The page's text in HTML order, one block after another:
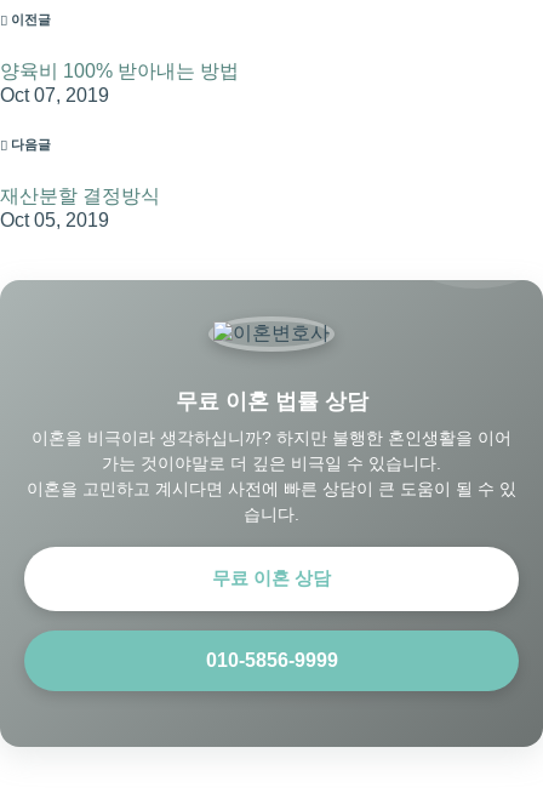
이전글
양육비 100% 받아내는 방법
Oct 07, 2019
다음글
재산분할 결정방식
Oct 05, 2019
무료 이혼 법률 상담
이혼을 비극이라 생각하십니까? 하지만 불행한 혼인생활을 이어
가는 것이야말로 더 깊은 비극일 수 있습니다.
이혼을 고민하고 계시다면 사전에 빠른 상담이 큰 도움이 될 수 있
습니다.
무료 이혼 상담
010-5856-9999